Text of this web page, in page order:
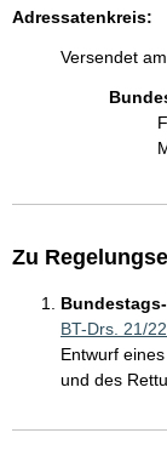
Adressatenkreis:
Versendet
Zu
BT-Drs. 21/
Entwurf
und des